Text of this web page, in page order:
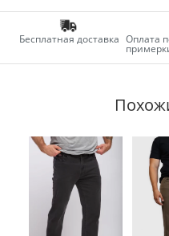
Бесплатная доставка Оплата